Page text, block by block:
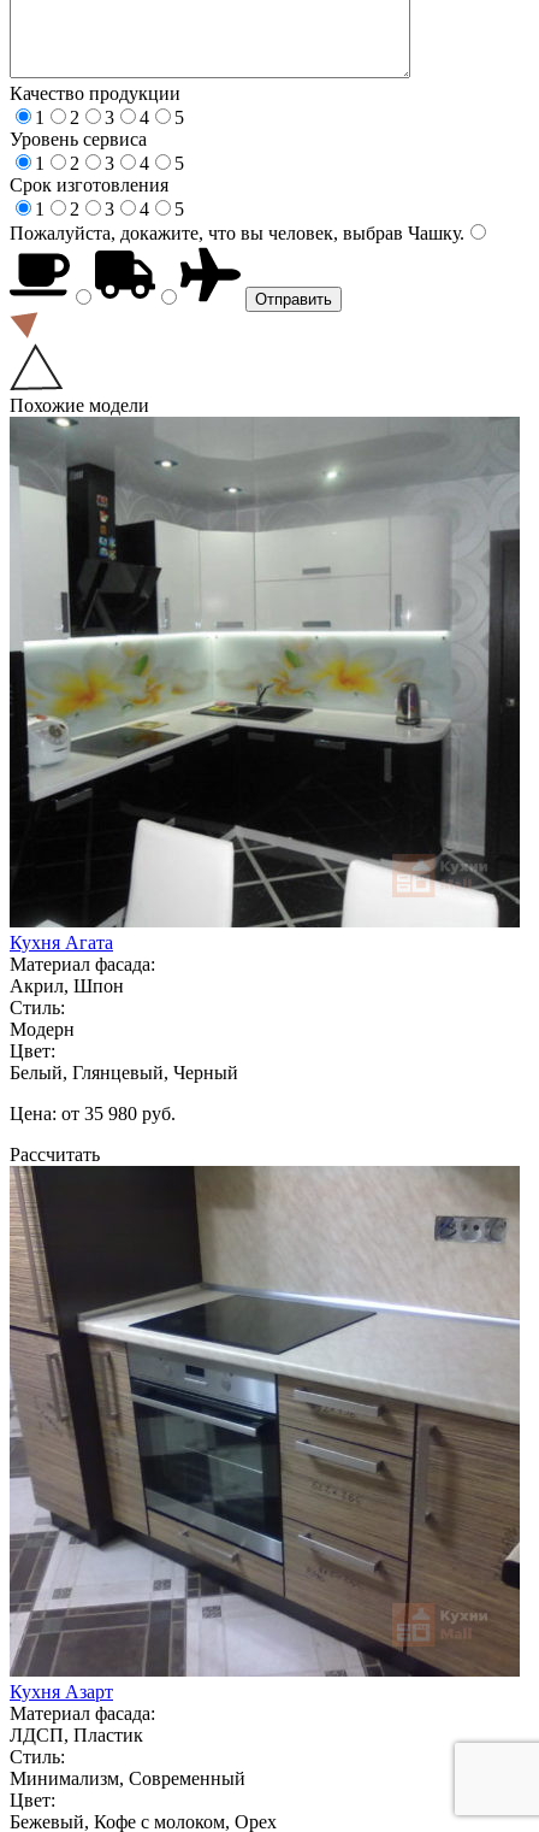
Качество продукции
1
2 3 4
5
Уровень сервиса
1
2 3 4
5
Срок изготовления
1
2 3 4
5
Пожалуйста, докажите, что вы человек, выбрав Чашку.
Похожие модели
Кухня Агата
Материал фасада:
Акрил, Шпон
Стиль:
Модерн
Цвет:
Белый, Глянцевый, Черный
Цена: от 35 980 руб.
Рассчитать
Кухня Азарт
Материал фасада:
ЛДСП, Пластик
Стиль:
Минимализм, Современный
Цвет:
Бежевый, Кофе с молоком, Орех